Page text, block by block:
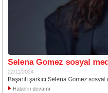
Selena Gomez sosyal
22/11/2024
Başarılı şarkıcı Selena Gomez
Haberin devamı